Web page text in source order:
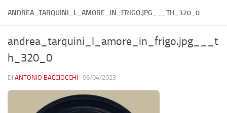
ANDREA_TARQUINI_L_AMORE_IN_FRIGO.JPG___TH_320_0
andrea_tarquini_l_amore_in_frigo.jpg___t
h_320_0
DI ANTONIO BACCIOCCHI · 06/04/2023